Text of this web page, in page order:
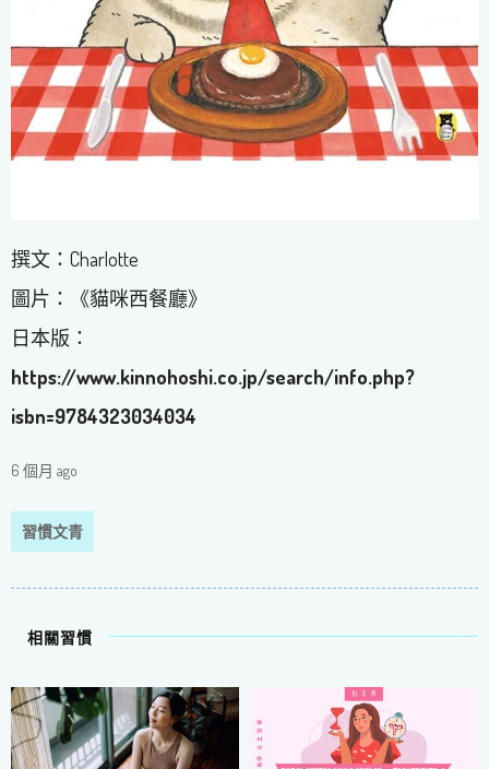
撰文：Charlotte
圖片：《貓咪西餐廳》
日本版：
https://www.kinnohoshi.co.jp/search/info.php?
isbn=9784323034034
6 個月 ago
習慣文青
相關習慣